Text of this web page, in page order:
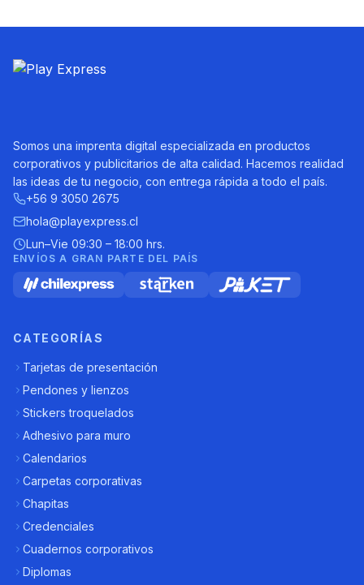
Somos una imprenta digital especializada en productos
corporativos y publicitarios de alta calidad. Hacemos realidad
las ideas de tu negocio, con entrega rápida a todo el país.
+56 9 3050 2675
hola@playexpress.cl
Lun–Vie 09:30 – 18:00 hrs.
ENVÍOS A GRAN PARTE DEL PAÍS
CATEGORÍAS
Tarjetas de presentación
Pendones y lienzos
Stickers troquelados
Adhesivo para muro
Calendarios
Carpetas corporativas
Chapitas
Credenciales
Cuadernos corporativos
Diplomas